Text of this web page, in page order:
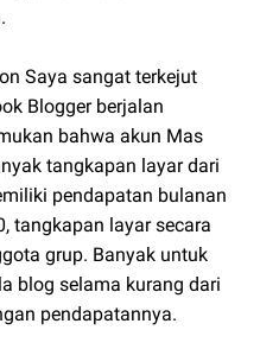
Saya sangat terkejut
Blogger berjalan
bahwa akun Mas
tangkapan layar dari
pendapatan bulanan
tangkapan layar secara
grup. Banyak untuk
blog selama kurang dari
pendapatannya.